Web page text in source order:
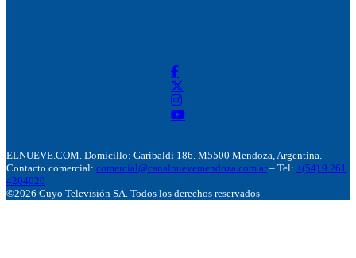
ELNUEVE.COM. Domicillo: Garibaldi 186. M5500 Mendoza, Argentina.
Contacto comercial: comercial@canalnuevemendoza.com.ar – Tel: +(54) 9 261
4204020
©2026 Cuyo Televisión SA. Todos los derechos reservados